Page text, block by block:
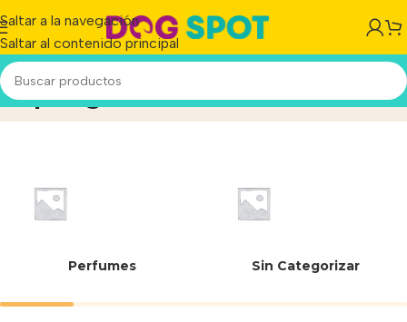
Saltar a la navegación
Saltar al contenido principal
OptiAgeInicio/Producto
Perfumes Sin Categorizar